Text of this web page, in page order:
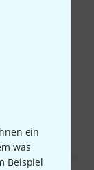
ein
was
Beispiel
konische
leicht
und